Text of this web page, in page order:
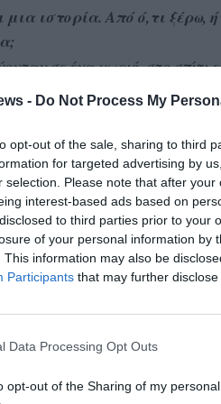
- Do Not Process My
opt-out of the sale, sharing to third
for targeted advertising by
selection. Please note that after
interest-based ads based on
to third parties prior to your
of your personal information by
This information may also be
Participants that may further
Data Processing Opt Outs
opt-out of the Sharing of my personal
ιστορία. Από ό,τι ξέρω,
σε ένα χωριό, στο
τσίπουρο. Από τότε
επαγγελματικά, και το έκανε.
το πέτυχε. Είναι μια
μου είναι τελειομανής
Το 2021 ήταν έτοιμη
δοκιμάσεις το πρώτο σας
να ασχολείσαι πιο
Βλέπεις, ήμασταν νέοι στο
του ’23. Να
στο σπίτι μου στην